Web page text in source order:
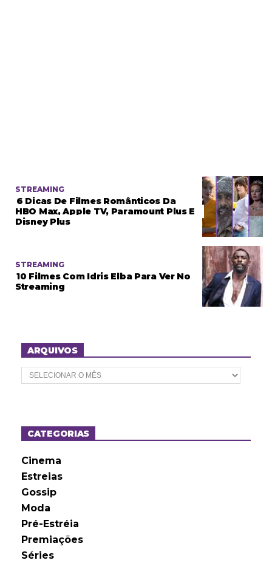
STREAMING
6 Dicas De Filmes Românticos Da
HBO Max, Apple TV, Paramount Plus E
Disney Plus
STREAMING
10 Filmes Com Idris Elba Para Ver No
Streaming
ARQUIVOS
A
r
o
sCATEGORIAS
Cinema
Estreias
Gossip
Moda
Pré-Estréia
Premiações
Séries